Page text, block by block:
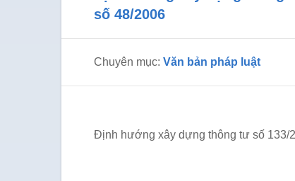
số 48/2006
Chuyên mục:Văn bản pháp luật
Định hướng xây dựng thông tư số 133/